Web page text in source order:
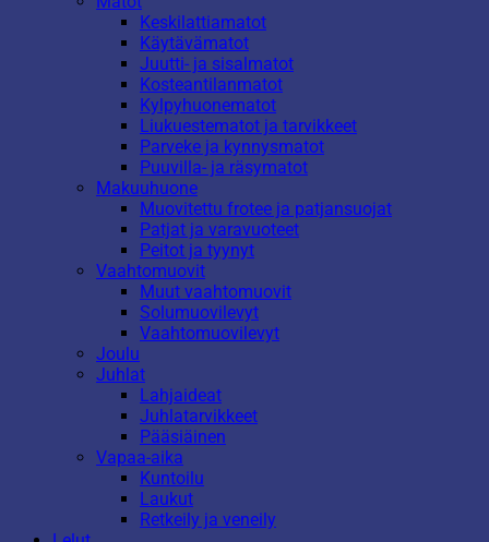
Keskilattiamatot
Käytävämatot
Juutti- ja sisalmatot
Kosteantilanmatot
Kylpyhuonematot
Liukuestematot ja tarvikkeet
Parveke ja kynnysmatot
Puuvilla- ja räsymatot
Makuuhuone
Muovitettu frotee ja patjansuojat
Patjat ja varavuoteet
Peitot ja tyynyt
Vaahtomuovit
Muut vaahtomuovit
Solumuovilevyt
Vaahtomuovilevyt
Joulu
Juhlat
Lahjaideat
Juhlatarvikkeet
Pääsiäinen
Vapaa-aika
Kuntoilu
Laukut
Retkeily ja veneily